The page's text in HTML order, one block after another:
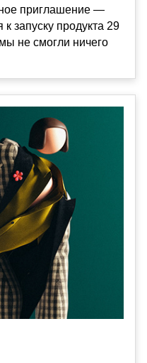
приглашение —
запуску продукта 29
не смогли ничего